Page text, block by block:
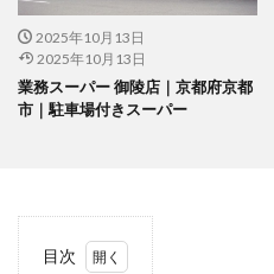
2025年10月13日
2025年10月13日
業務スーパー 御陵店｜京都府京都
市｜駐車場付きスーパー
目次